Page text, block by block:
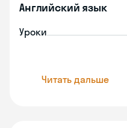
Английский язык
Уроки
Читать дальше